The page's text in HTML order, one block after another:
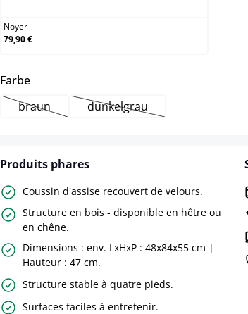
Noyer
79,90 €
Farbeselect
braun(Cette option n'est pas disponible pour le
dunkelgrau(Cette option n'est pas
Produits phares
Coussin d'assise recouvert de velours.
Structure en bois - disponible en hêtre ou
en chêne.
Dimensions : env. LxHxP : 48x84x55 cm |
Hauteur : 47 cm.
Structure stable à quatre pieds.
Surfaces faciles à entretenir.